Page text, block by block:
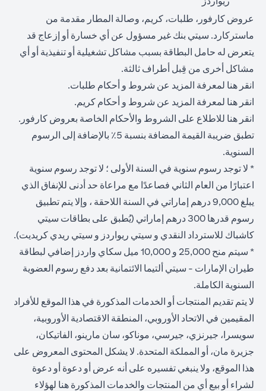
عروض كارفور، طلبات، كريم، وصالة المطار مقدمة من
ماستركارد. سيتي بنك غير مسؤول عن أي خسارة أو إزعاج قد
يتعرض له حامل البطاقة بسبب مشاكل تشغيلية أو تنفيذية أو أي
مشاكل أخرى من قِبل أطراف ثالثة.
انقر هنا لمعرفة المزيد عن شروط و أحكام طلبات.
انقر هنا لمعرفة المزيد عن شروط و أحكام كريم.
انقر هنا للاطلاع على الشروط والأحكام الخاصة بعروض كارفور.
تطبق ضريبة القيمة المضافة بنسبة 5٪ بالإضافة إلى الرسوم
السنوية.
* لا توجد رسوم سنوية في السنة الأولى ؛ لا توجد رسوم سنوية
اعتبارًا من العام الثاني فصاعدًا مع مراعاة حد أدنى للإنفاق الذي
يبلغ 9,000 درهم إماراتي في السنة اللاحقة ، وإلا يتم تطبيق
رسوم قدرها 300 درهم إماراتي (يُطبق على بطاقات سيتي
كاشباك للاسترداد النقدي و سيتي ريواردز و سيتي ريدي كريديت).
* سيتم منح 25,000 و 10,000 ميل سكاي واردز إضافي لبطاقة
طيران الإمارات - سيتي ألتيما الائتمانية بعد دفع رسوم العضوية
السنوية الكاملة.
لا يتم تقديم المنتجات أو الخدمات المذكورة في هذا الموقع للأفراد
المقيمين في الاتحاد الأوروبي، المنطقة الاقتصادية الأوروبية،
سويسرا، جيرنزي، جيرسي، موناكو، سان مارينو، الفاتيكان،
جزيرة مان، أو المملكة المتحدة. لا يشكل المحتوى المعروض على
هذا الموقع، ولا ينبغي تفسيره على أنه عرض أو دعوة أو دعوة
لشراء أو بيع أي من المنتجات والخدمات المذكورة هنا لهؤلاء